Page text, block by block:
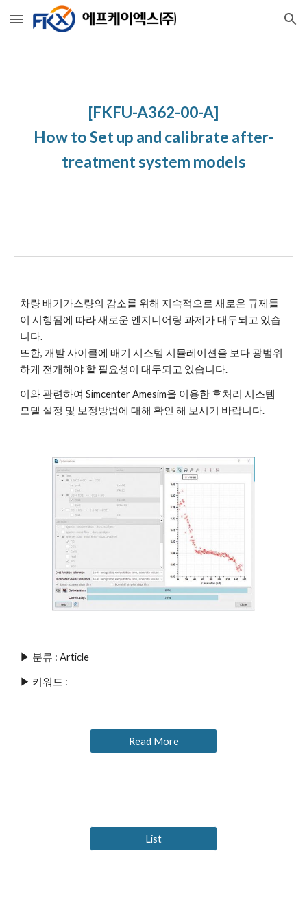
Skip to main content Skip to navigation
[FKFU-A362-00-A]
How to Set up and calibrate after-
treatment system models
차량 배기가스량의 감소를 위해 지속적으로 새로운 규제들
이 시행됨에 따라 새로운 엔지니어링 과제가 대두되고 있습
니다.
또한, 개발 사이클에 배기 시스템 시뮬레이션을 보다 광범위
하게 전개해야 할 필요성이 대두되고 있습니다.
이와 관련하여 Simcenter Amesim을 이용한 후처리 시스템
모델 설정 및 보정방법에 대해 확인 해 보시기 바랍니다.
▶ 분류 : Article
▶ 키워드 :
Read More
List